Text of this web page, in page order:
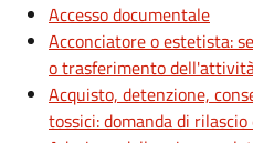
Accesso documentale
Acconciatore o estetista:
o trasferimento
Acquisto, detenzione,
tossici: domanda di